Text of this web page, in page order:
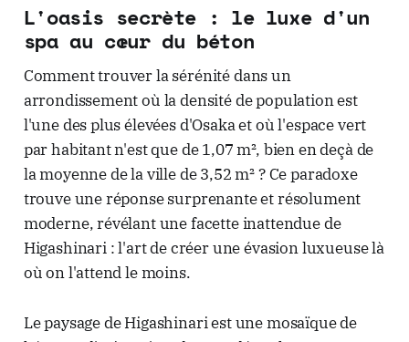
L'oasis secrète : le luxe d'un
spa au cœur du béton
Comment trouver la sérénité dans un
arrondissement où la densité de population est
l'une des plus élevées d'Osaka et où l'espace vert
par habitant n'est que de 1,07 m², bien en deçà de
la moyenne de la ville de 3,52 m² ? Ce paradoxe
trouve une réponse surprenante et résolument
moderne, révélant une facette inattendue de
Higashinari : l'art de créer une évasion luxueuse là
où on l'attend le moins.
Le paysage de Higashinari est une mosaïque de